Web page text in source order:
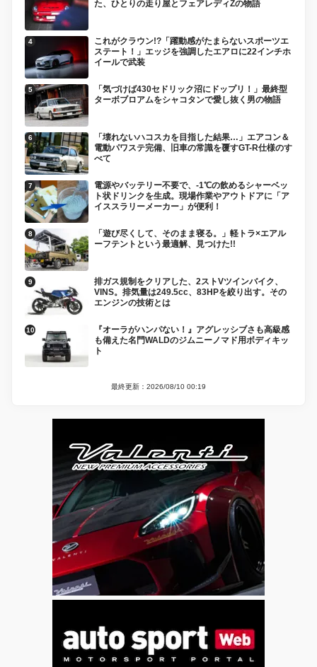
た、ひとりの走り屋とフェアレディZの物語
これがクラウン!?「躍動感がたまらないスポーツエ
ステート！」エッジを強調したエアロに22インチホ
イールで武装
「気づけば430セドリック沼にドップリ！」最終型
ターボブロアムをシャコタンで愛し抜く男の物語
「壊れないハコスカを目指した結果…」エアコン＆
電動パワステ完備、旧車の常識を覆すGT-R仕様のす
べて
電源やバッテリー不要で、-1℃の飲めるシャーベッ
ト状ドリンクを生成。現場作業やアウトドアに「ア
イススラリーメーカー」が便利！
「遊び尽くして、そのまま寝る。」軽トラ×エアル
ーフテントという最適解、見つけた!!
排ガス規制をクリアした、2ストVツインバイク、
VINS。排気量は249.5cc、83HPを絞り出す。その
エンジンの技術とは
『オーラがハンパない！』アグレッシブさも高級感
も備えた名門WALDのジムニーノマド用ボディキッ
ト
最終更新：2026/08/10 00:19